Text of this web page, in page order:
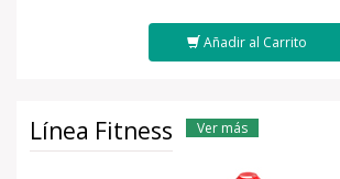
Añadir al Carrito
Línea Fitness Ver más